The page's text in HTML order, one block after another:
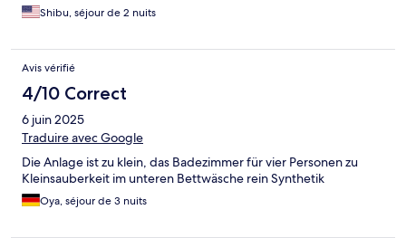
Shibu, séjour de 2 nuits
Avis vérifié
4/10 Correct
6 juin 2025
Traduire avec Google
Die Anlage ist zu klein, das Badezimmer für vier Personen zu
Kleinsauberkeit im unteren Bettwäsche rein Synthetik
Oya, séjour de 3 nuits